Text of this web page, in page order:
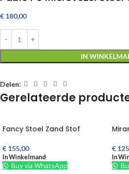
€ 180,00
IN
Delen:
Gerelateerde
Fancy Stoel Zand Stof
€ 155,00
In Winkelmand
Buy via WhatsApp
€
In